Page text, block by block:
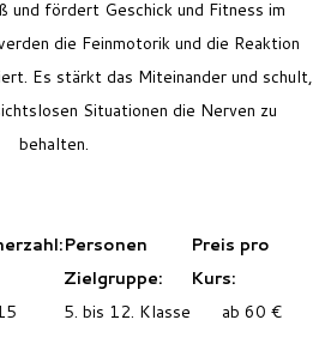
und fördert Geschick und Fitness im
die Feinmotorik und die Reaktion
Es stärkt das Miteinander und schult,
Situationen die Nerven zu
behalten.
Personen
Zielgruppe:
Preis pro
Kurs:
5. bis 12. Klasse ab 60 €